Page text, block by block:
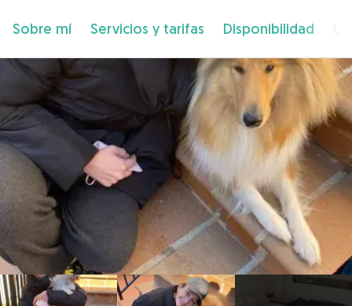
Sobre mí Servicios y tarifas Disponibilidad